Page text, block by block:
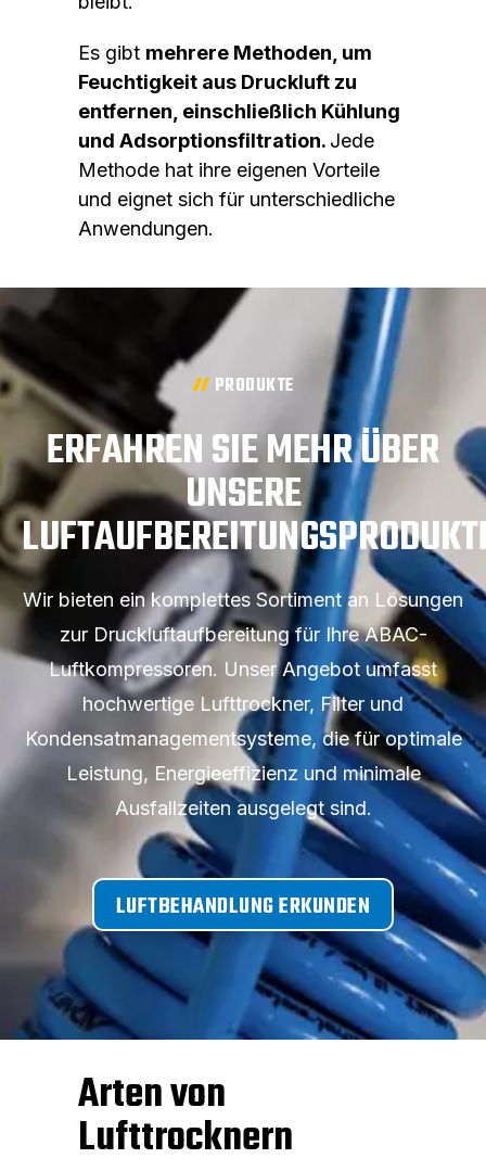
Es gibt mehrere Methoden, um
Feuchtigkeit aus Druckluft zu
entfernen, einschließlich Kühlung
und Adsorptionsfiltration. Jede
Methode hat ihre eigenen Vorteile
und eignet sich für unterschiedliche
Anwendungen.
PRODUKTE
ERFAHREN SIE MEHR ÜBER
UNSERE
Wir bieten ein komplettes Sortiment an Lösungen
zur Druckluftaufbereitung für Ihre ABAC-
Luftkompressoren. Unser Angebot umfasst
hochwertige Lufttrockner, Filter und
Kondensatmanagementsysteme, die für optimale
Leistung, Energieeffizienz und minimale
Ausfallzeiten ausgelegt sind.
LUFTBEHANDLUNG ERKUNDEN
Arten von
Lufttrocknern